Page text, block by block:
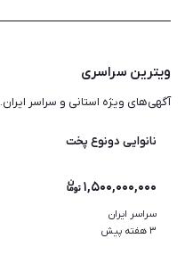
ویترین سراسری
آگهی‌های ویژه استانی و سراسر ایران.
نانوایی دونوع پخت
۱,۵۰۰,۰۰۰,۰۰۰
سراسر ایران
۳ هفته پیش